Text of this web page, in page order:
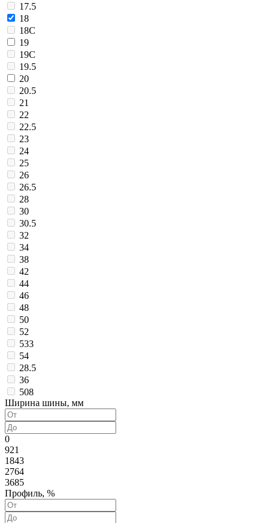
17.5
18
18C
19
19C
19.5
20
20.5
21
22
22.5
23
24
25
26
26.5
28
30
30.5
32
34
38
42
44
46
48
50
52
533
54
28.5
36
508
Ширина шины, мм
0
921
1843
2764
3685
Профиль, %